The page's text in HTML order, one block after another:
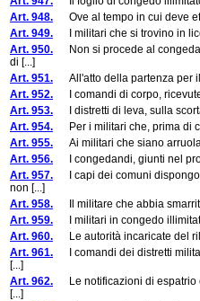
Art. 948. Ove al tempo in cui deve
Art. 949. I militari che si trovino in
Art. 950. Non si procede al
di [...]
Art. 951. All'atto della partenza per il
Art. 952. I comandi di corpo,
Art. 953. I distretti di leva, sulla
Art. 954. Per i militari che, prima di
Art. 955. Ai militari che siano
Art. 956. I congedandi, giunti nel
Art. 957. I capi dei comuni
non [...]
Art. 958. Il militare che abbia
Art. 959. I militari in congedo
Art. 960. Le autorità incaricate del
Art. 961. I comandi dei distretti
[...]
Art. 962. Le notificazioni di espatrio
[...]